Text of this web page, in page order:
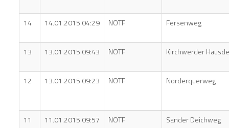
14 14.01.2015 04:29 NOTF Fersenweg
13 13.01.2015 09:43 NOTF Kirchwerder
12 13.01.2015 09:23 NOTF Norderquerweg
11 11.01.2015 09:57 NOTF Sander Deichweg